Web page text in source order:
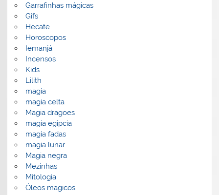
Garrafinhas mágicas
Gifs
Hecate
Horoscopos
Iemanjá
Incensos
Kids
Lilith
magia
magia celta
Magia dragoes
magia egipcia
magia fadas
magia lunar
Magia negra
Mezinhas
Mitologia
Óleos magicos